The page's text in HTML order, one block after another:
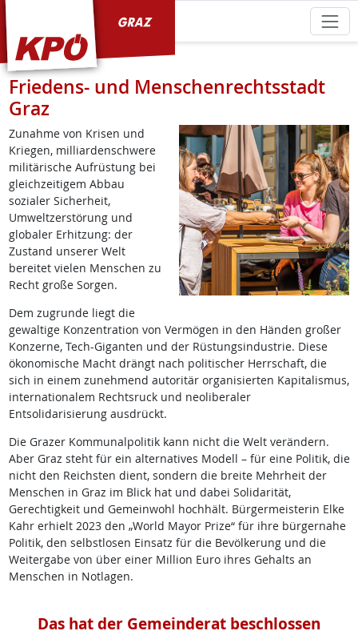
Friedens- und Menschenrechtsstadt
Graz
Zunahme von Krisen und
Kriegen, milliardenschwere
militärische Aufrüstung bei
gleichzeitigem Abbau
sozialer Sicherheit,
Umweltzerstörung und
globaler Erhitzung: der
Zustand unserer Welt
bereitet vielen Menschen zu
Recht große Sorgen.
Dem zugrunde liegt die
gewaltige Konzentration von Vermögen in den Händen großer
Konzerne, Tech-Giganten und der Rüstungsindustrie. Diese
ökonomische Macht drängt nach politischer Herrschaft, die
sich in einem zunehmend autoritär organisierten Kapitalismus,
internationalem Rechtsruck und neoliberaler
Entsolidarisierung ausdrückt.
Die Grazer Kommunalpolitik kann nicht die Welt verändern.
Aber Graz steht für ein alternatives Modell – für eine Politik, die
nicht den Reichsten dient, sondern die breite Mehrheit der
Menschen in Graz im Blick hat und dabei Solidarität,
Gerechtigkeit und Gemeinwohl hochhält. Bürgermeisterin Elke
Kahr erhielt 2023 den „World Mayor Prize“ für ihre bürgernahe
Politik, den selbstlosen Einsatz für die Bevölkerung und die
Weitergabe von über einer Million Euro ihres Gehalts an
Menschen in Notlagen.
Das hat der Gemeinderat beschlossen